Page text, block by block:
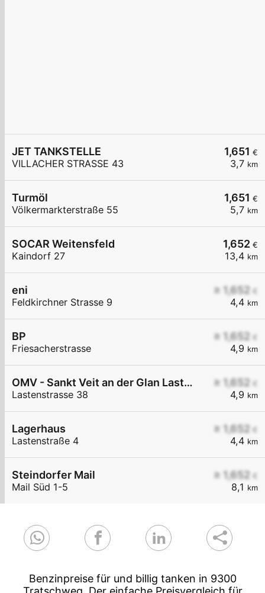
1,651 €
3,7 km
JET TANKSTELLE
VILLACHER STRASSE 43
1,651 €
5,7 km
Turmöl
Völkermarkterstraße 55
1,652 €
13,4 km
SOCAR Weitensfeld
Kaindorf 27
≥ 1,652 €
4,4 km
eni
Feldkirchner Strasse 9
≥ 1,652 €
4,9 km
BP
Friesacherstrasse
≥ 1,652 €
4,9 km
OMV - Sankt Veit an der Glan Lastenstraße 38
Lastenstrasse 38
≥ 1,652 €
4,4 km
Lagerhaus
Lastenstraße 4
≥ 1,652 €
8,1 km
Steindorfer Mail
Mail Süd 1-5
Benzinpreise für und billig tanken in 9300